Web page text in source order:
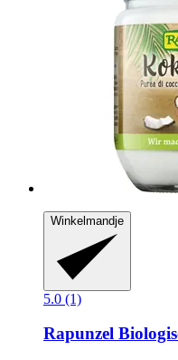
Winkelmandje
5.0 (1)
Rapunzel